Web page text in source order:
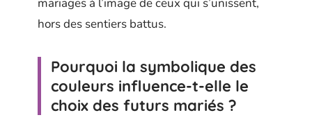
hors des sentiers battus.
Pourquoi la symbolique des
couleurs influence-t-elle le
choix des futurs mariés ?